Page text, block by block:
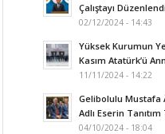
Çalıştayı Düzenlendi
02/12/2024 - 14:43
Yüksek Kurumun
Kasım Atatürk’ü
11/11/2024 - 14:22
Gelibolulu Mustafa
Adlı Eserin
04/10/2024 - 18:04